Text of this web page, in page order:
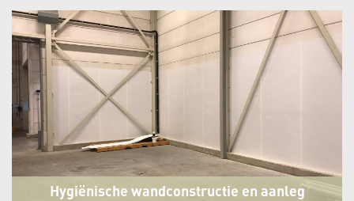
Heerhugowaard
Hygiënische wandconstructie en aanleg